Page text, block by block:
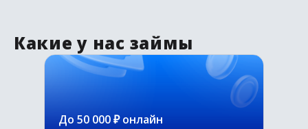
Какие у нас займы
До 50 000 ₽ онлайн